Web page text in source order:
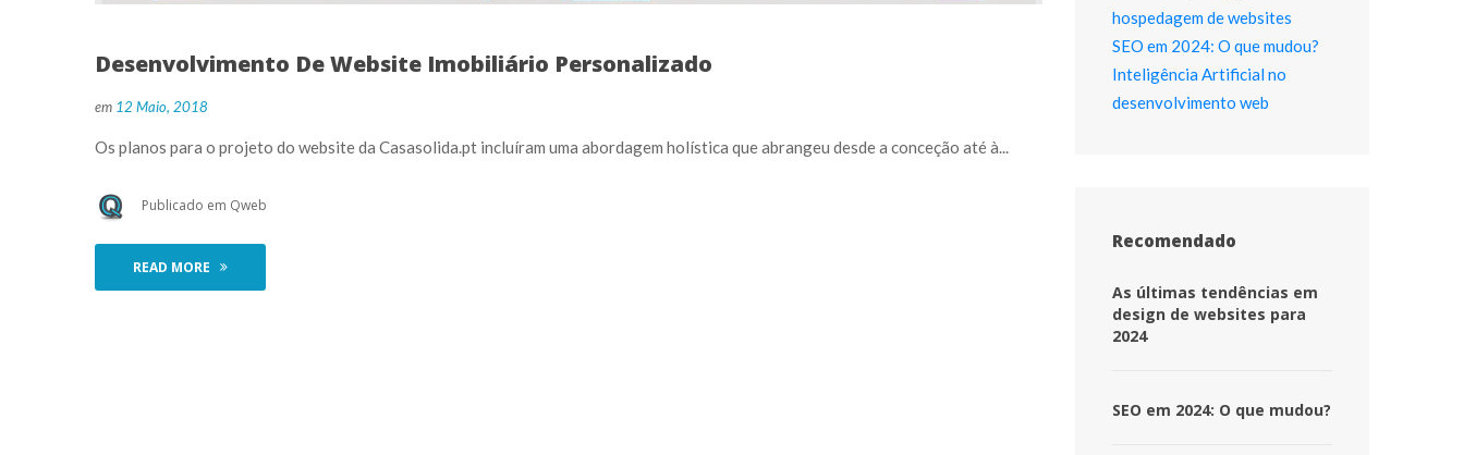
Desenvolvimento De Website Imobiliário Personalizado
em 12 Maio, 2018
Os planos para o projeto do website da Casasolida.pt incluíram uma abordagem holística que abrangeu desde a conceção até à...
Publicado em Qweb
READ MORE
hospedagem de website
SEO em 2024: O que mudou?
Inteligência Artificial no
desenvolvimento web
Recomendado
As últimas tendências em
design de websites para
2024
SEO em 2024: O que mudou?